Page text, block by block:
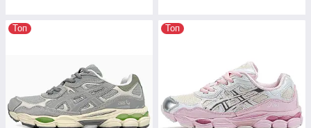
Топ Топ